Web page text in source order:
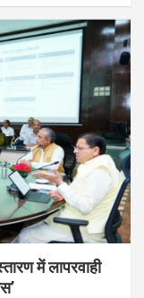
में लापरवाही